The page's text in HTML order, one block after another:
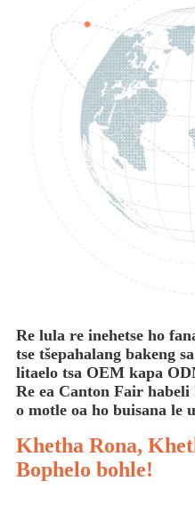
Re lula re inehetse ho
tse tšepahalang bakeng
litaelo tsa OEM kapa
Re ea Canton Fair habeli
o motle oa ho buisana le
Khetha Rona,
Bophelo bohle!